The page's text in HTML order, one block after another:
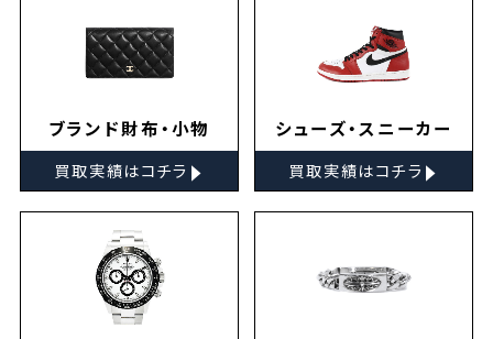
ブランド財布・小物
買取実績はコチラ ▸
シューズ・スニーカー
買取実績はコチラ ▸